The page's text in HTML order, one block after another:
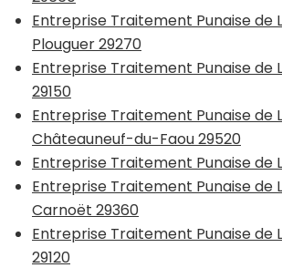
Entreprise Traitement Punaise de
Plouguer 29270
Entreprise Traitement Punaise de
29150
Entreprise Traitement Punaise de
Châteauneuf-du-Faou 29520
Entreprise Traitement Punaise de
Entreprise Traitement Punaise de
Carnoët 29360
Entreprise Traitement Punaise de
29120